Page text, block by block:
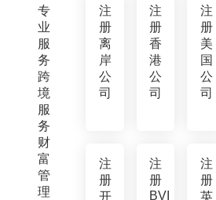
专
业
服
务
跨
境
服
务
财
富
管
理
注
册
离
岸
公
司
注
册
香
港
公
司
注
册
美
国
公
司
注
册
开
注
册
BVI
注
册
英